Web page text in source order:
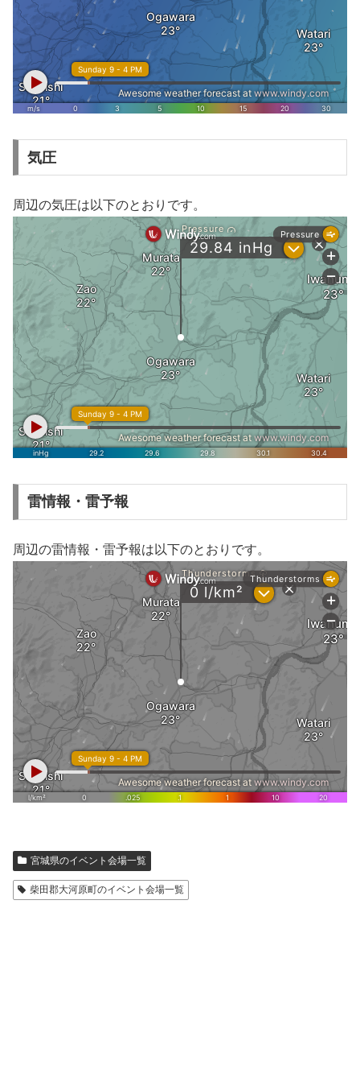
気圧
周辺の気圧は以下のとおりです。
雷情報・雷予報
周辺の雷情報・雷予報は以下のとおりです。
宮城県のイベント会場一覧
柴田郡大河原町のイベント会場一覧